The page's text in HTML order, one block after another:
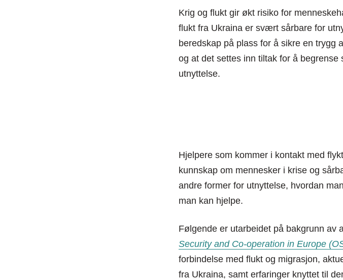
Krig og flukt gir økt risiko for
flukt fra Ukraina er svært sårbare for
beredskap på plass for å sikre en trygg
og at det settes inn tiltak for å
utnyttelse.
Hjelpere som kommer i kontakt med
kunnskap om mennesker i krise og
andre former for utnyttelse, hvordan
man kan hjelpe.
Følgende er utarbeidet på bakgrunn av
Security and Co-operation in Europe
forbindelse med flukt og migrasjon,
fra Ukraina, samt erfaringer knyttet til